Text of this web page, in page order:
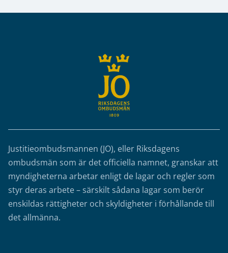
Justitieombudsmannen (JO), eller Riksdagens
ombudsmän som är det officiella namnet, granskar att
myndigheterna arbetar enligt de lagar och regler som
styr deras arbete – särskilt sådana lagar som berör
enskildas rättigheter och skyldigheter i förhållande till
det allmänna.